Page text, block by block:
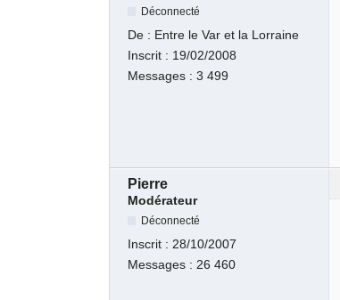
Déconnecté
De : Entre le Var et la Lorraine
Inscrit : 19/02/2008
Messages :3 499
Pierre
Modérateur
Déconnecté
Inscrit :28/10/2007
Messages :26 460